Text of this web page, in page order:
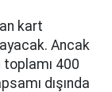
kart
Ancak
toplamı 400
dışında